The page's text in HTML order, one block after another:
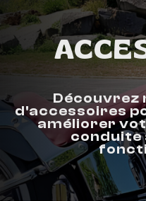
Découvrez
d'accessoires
améliorer
conduite